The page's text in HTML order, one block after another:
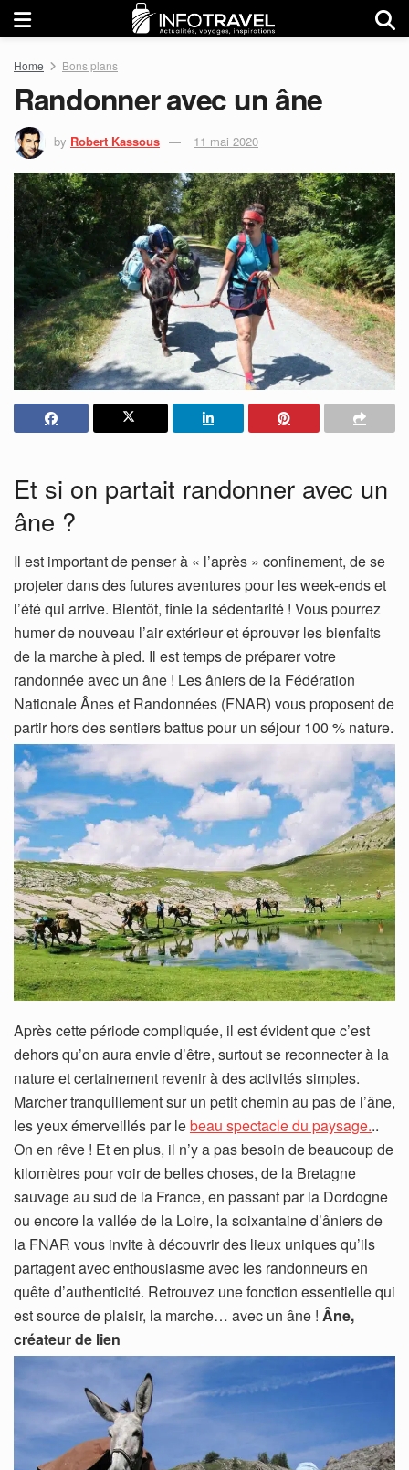
Home Bons plans
Randonner avec un âne
by Robert Kassous 11 mai 2020
Et si on partait randonner avec un
âne ?
Il est important de penser à « l’après » confinement, de se
projeter dans des futures aventures pour les week-ends et
l’été qui arrive. Bientôt, finie la sédentarité ! Vous pourrez
humer de nouveau l’air extérieur et éprouver les bienfaits
de la marche à pied. Il est temps de préparer votre
randonnée avec un âne ! Les âniers de la Fédération
Nationale Ânes et Randonnées (FNAR) vous proposent de
partir hors des sentiers battus pour un séjour 100 % nature.
Après cette période compliquée, il est évident que c’est
dehors qu’on aura envie d’être, surtout se reconnecter à la
nature et certainement revenir à des activités simples.
Marcher tranquillement sur un petit chemin au pas de l’âne,
les yeux émerveillés par lebeau spectacle du paysage...
On en rêve ! Et en plus, il n’y a pas besoin de beaucoup de
kilomètres pour voir de belles choses, de la Bretagne
sauvage au sud de la France, en passant par la Dordogne
ou encore la vallée de la Loire, la soixantaine d’âniers de
la FNAR vous invite à découvrir des lieux uniques qu’ils
partagent avec enthousiasme avec les randonneurs en
quête d’authenticité. Retrouvez une fonction essentielle qui
est source de plaisir, la marche… avec un âne ! Âne,
créateur de lien